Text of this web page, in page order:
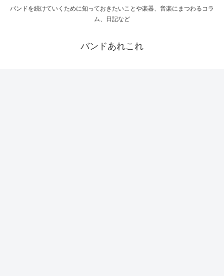
バンドを続けていくために知っておきたいことや楽器、音楽にまつわるコラ
ム、日記など
バンドあれこれ